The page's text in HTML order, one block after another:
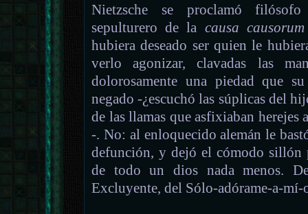
Nietzsche se proclamó
sepulturero de la causa causorum
hubiera deseado ser quien le
verlo agonizar, clavadas las
dolorosamente una piedad que
negado -¿escuchó las súplicas del
de las llamas que asfixiaban herejes
-. No: al enloquecido alemán le
defunción, y dejó el cómodo sillón
de todo un dios nada menos.
Excluyente, del Sólo-adórame-a-